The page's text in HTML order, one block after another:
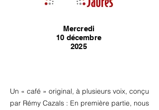
Mercredi
10 décembre
2025
Un « café » original, à plusieurs voix, conçu
par Rémy Cazals : En première partie, nous